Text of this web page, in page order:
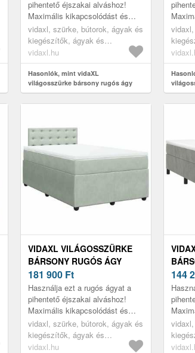
pihentető éjszakai alváshoz!
Maximális kikapcsolódást és
kellemes alvást kínál.
vidaxl, szürke, bútorok, ágyak és
kiegészítők, ágyak és
ágykeretek
vidaxl.hu
Hasonlók, mint vidaXL
világosszürke bársony rugós ágy
matraccal 120 x 190 cm
VIDAXL VILÁGOSSZÜRKE
BÁRSONY RUGÓS ÁGY
MATRACCAL 120 X 190 CM
181 900 Ft
Használja ezt a rugós ágyat a
pihentető éjszakai alváshoz!
Maximális kikapcsolódást és
kellemes alvást kínál.
vidaxl, szürke, bútorok, ágyak és
kiegészítők, ágyak és
ágykeretek
vidaxl.hu
144